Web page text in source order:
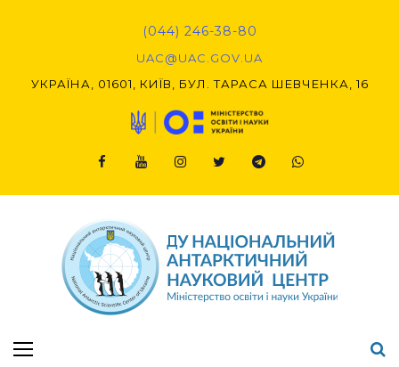
(044) 246-38-80
UAC@UAC.GOV.UA​​
УКРАЇНА, 01601, КИЇВ, БУЛ. ТАРАСА ШЕВЧЕНКА, 16